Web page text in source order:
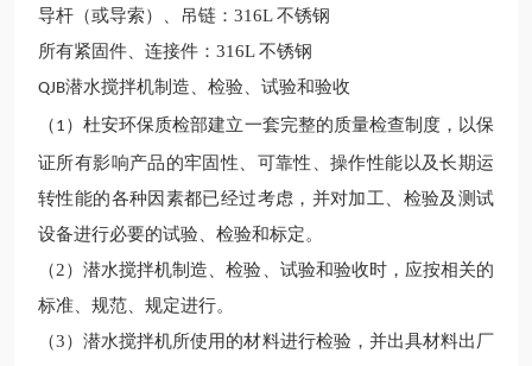
导杆（或导索）、吊链： 316L不锈钢
所有紧固件、连接件： 316L不锈钢
QJB潜水搅拌机制造、检验、试验和验收
（ 1 ）杜安环保质检部建立一套完整的质量检查制度，以保
证所有影响产品的牢固性、可靠性、操作性能以及长期运
转性能的各种因素都已经过考虑，并对加工、检验及测试
设备进行必要的试验、检验和标定。
（2）潜水搅拌机制造、检验、试验和验收时，应按相关的
标准、规范、规定进行。
（3）潜水搅拌机所使用的材料进行检验，并出具材料出厂